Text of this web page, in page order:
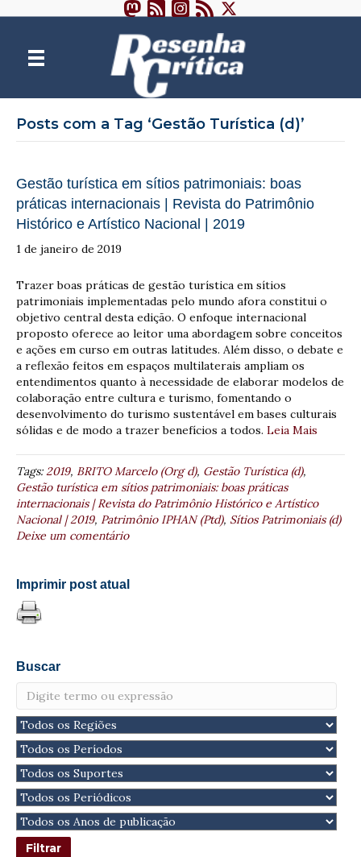
Posts com a Tag ‘Gestão Turística (d)’
Gestão turística em sítios patrimoniais: boas
práticas internacionais | Revista do Patrimônio
Histórico e Artístico Nacional | 2019
1 de janeiro de 2019
Trazer boas práticas de gestão turística em sítios
patrimoniais implementadas pelo mundo afora constitui o
objetivo central desta edição. O enfoque internacional
proposto oferece ao leitor uma abordagem sobre conceitos
e ações em curso em outras latitudes. Além disso, o debate e
a reflexão feitos em espaços multilaterais ampliam os
entendimentos quanto à necessidade de elaborar modelos de
colaboração entre cultura e turismo, fomentando o
desenvolvimento do turismo sustentável em bases culturais
sólidas e de modo a trazer benefícios a todos. Leia Mais
Tags:2019, BRITO Marcelo (Org d), Gestão Turística (d),
Gestão turística em sítios patrimoniais: boas práticas
internacionais | Revista do Patrimônio Histórico e Artístico
Nacional | 2019, Patrimônio IPHAN (Ptd), Sítios Patrimoniais (d)
Deixe um comentário
Imprimir post atual
Buscar